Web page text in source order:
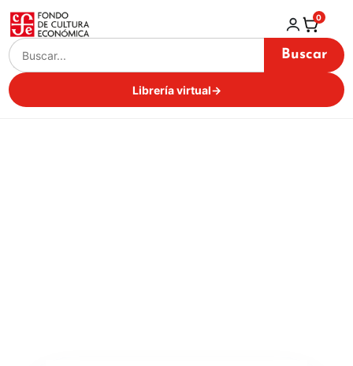
Buscar
Librería virtual→
0